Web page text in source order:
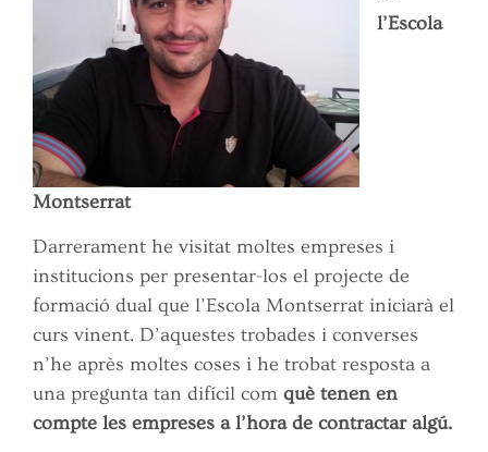
l’Escola
Montserrat
Darrerament he visitat moltes empreses i
institucions per presentar-los el projecte de
formació dual que l’Escola Montserrat iniciarà el
curs vinent. D’aquestes trobades i converses
n’he après moltes coses i he trobat resposta a
una pregunta tan difícil com què tenen en
compte les empreses a l’hora de contractar algú.